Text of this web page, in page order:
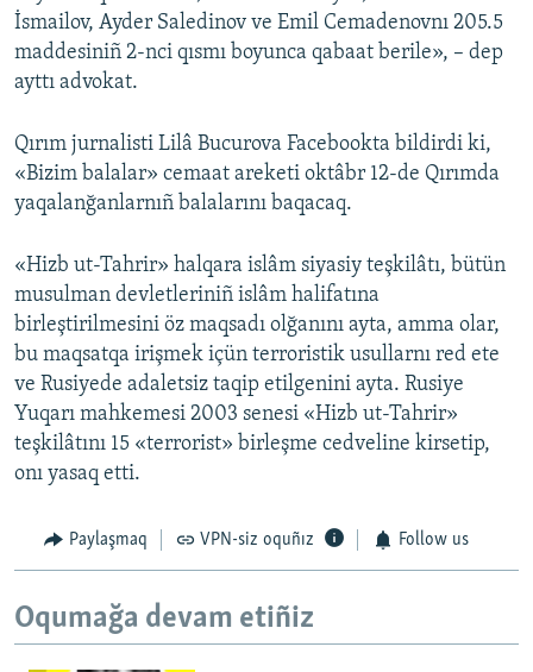
İsmailov, Ayder Saledinov ve Emil Cemadenovnı 205.5
maddesiniñ 2-nci qısmı boyunca qabaat berile», – dep
ayttı advokat.
Qırım jurnalisti Lilâ Bucurova Facebookta bildirdi ki,
«Bizim balalar» cemaat areketi oktâbr 12-de Qırımda
yaqalanğanlarnıñ balalarını baqacaq.
«Hizb ut-Tahrir» halqara islâm siyasiy teşkilâtı, bütün
musulman devletleriniñ islâm halifatına
birleştirilmesini öz maqsadı olğanını ayta, amma olar,
bu maqsatqa irişmek içün terroristik usullarnı red ete
ve Rusiyede adaletsiz taqip etilgenini ayta. Rusiye
Yuqarı mahkemesi 2003 senesi «Hizb ut-Tahrir»
teşkilâtını 15 «terrorist» birleşme cedveline kirsetip,
onı yasaq etti.
Paylaşmaq VPN-siz oquñız Follow us
Oqumağa devam etiñiz